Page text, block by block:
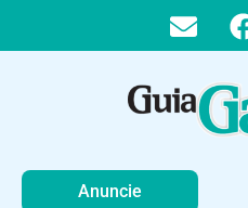
Anuncie